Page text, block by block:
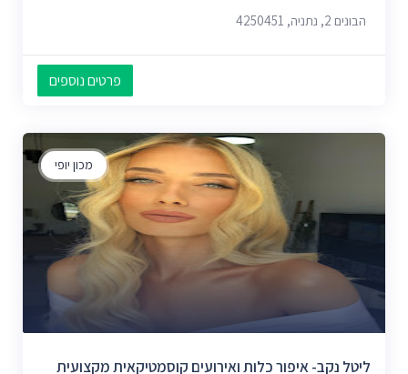
הבונים 2, נתניה, 4250451
פרטים נוספים
מכון יופי
ליטל נקב- איפור כלות ואירועים קוסמטיקאית מקצועית